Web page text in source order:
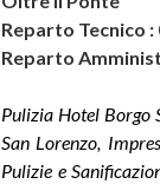
Reparto Tecnico :
Reparto
Pulizia Hotel Borgo
San Lorenzo,
Pulizie e